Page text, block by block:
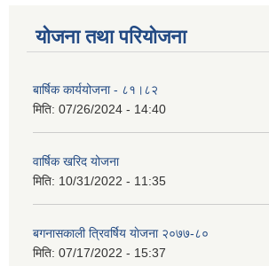
योजना तथा परियोजना
बार्षिक कार्ययोजना - ८१।८२
मिति: 07/26/2024 - 14:40
वार्षिक खरिद योजना
मिति: 10/31/2022 - 11:35
बगनासकाली त्रिवर्षिय याेजना २०७७-८०
मिति: 07/17/2022 - 15:37